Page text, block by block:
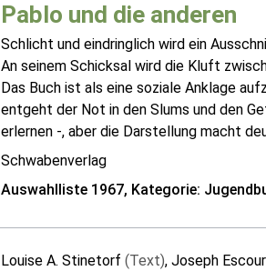
Pablo und die anderen
Schlicht und eindringlich wird ein
An seinem Schicksal wird die Kluft
Das Buch ist als eine soziale Anklage
entgeht der Not in den Slums und den
erlernen -, aber die Darstellung macht
Schwabenverlag
Auswahlliste 1967, Kategorie:
Louise A. Stinetorf (Text), Joseph